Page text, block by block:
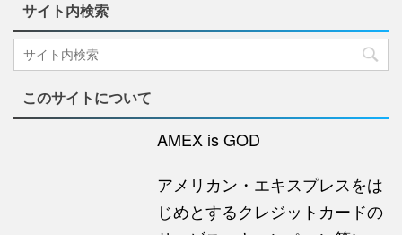
サイト内検索
このサイトについて
AMEX is GOD
アメリカン・エキスプレスをは
じめとするクレジットカードの